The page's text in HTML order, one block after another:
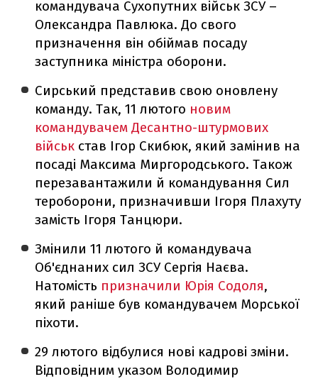
командувача Сухопутних військ ЗСУ –
Олександра Павлюка. До свого
призначення він обіймав посаду
заступника міністра оборони.
Сирський представив свою оновлену
команду. Так, 11 лютого новим
командувачем Десантно-штурмових
військ став Ігор Скибюк, який замінив на
посаді Максима Миргородського. Також
перезавантажили й командування Сил
тероборони, призначивши Ігоря Плахуту
замість Ігоря Танцюри.
Змінили 11 лютого й командувача
Об'єднаних сил ЗСУ Сергія Наєва.
Натомість призначили Юрія Содоля,
який раніше був командувачем Морської
піхоти.
29 лютого відбулися нові кадрові зміни.
Відповідним указом Володимир